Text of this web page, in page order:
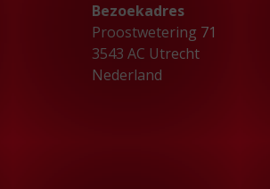
Bezoekadres
Proostwetering 71
3543 AC Utrecht
Nederland